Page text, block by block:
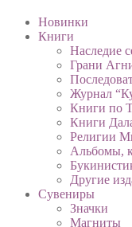
Новинки
Книги
Наследие
Грани
Журнал
Книги по
Книги
Религии
Альбомы,
Другие
Сувениры
Значки
Магниты